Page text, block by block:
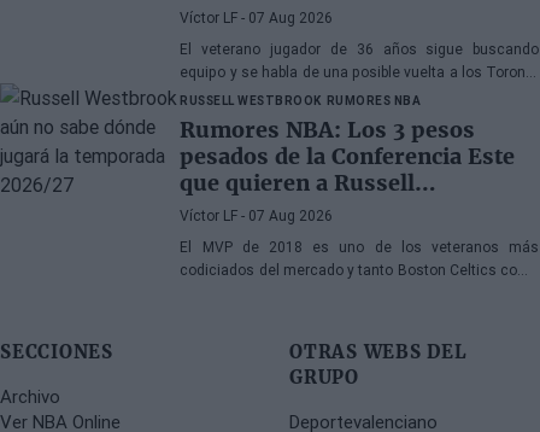
Víctor LF - 07 Aug 2026
El veterano jugador de 36 años sigue buscando
equipo y se habla de una posible vuelta a los Toronto
Raptors o San Antonio Spurs, mientras Denver
Nuggets también forma parte de la ecuación
RUSSELL WESTBROOK RUMORES NBA
Rumores NBA: Los 3 pesos
pesados de la Conferencia Este
que quieren a Russell
Westbrook
Víctor LF - 07 Aug 2026
El MVP de 2018 es uno de los veteranos más
codiciados del mercado y tanto Boston Celtics como
SECCIONES
Archivo
Ver NBA Online
OTRAS WEBS DEL
GRUPO
Deportevalenciano